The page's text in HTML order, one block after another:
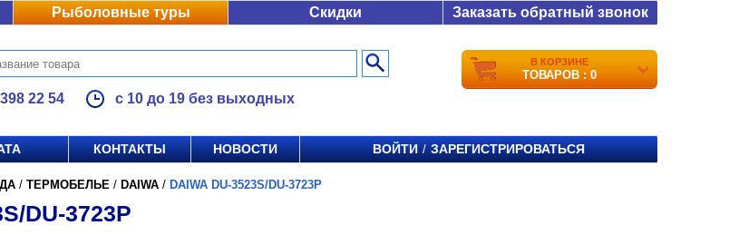
Рыболовные туры Скидки Заказать обратный звонок
22 54 с 10 до 19 без выходных
В КОРЗИНЕ
ТОВАРОВ : 0
КОНТАКТЫ НОВОСТИ ВОЙТИ / ЗАРЕГИСТРИРОВАТЬСЯ
/ ТЕРМОБЕЛЬЕ / DAIWA / DAIWA DU-3523S/DU-3723P
DU-3723P